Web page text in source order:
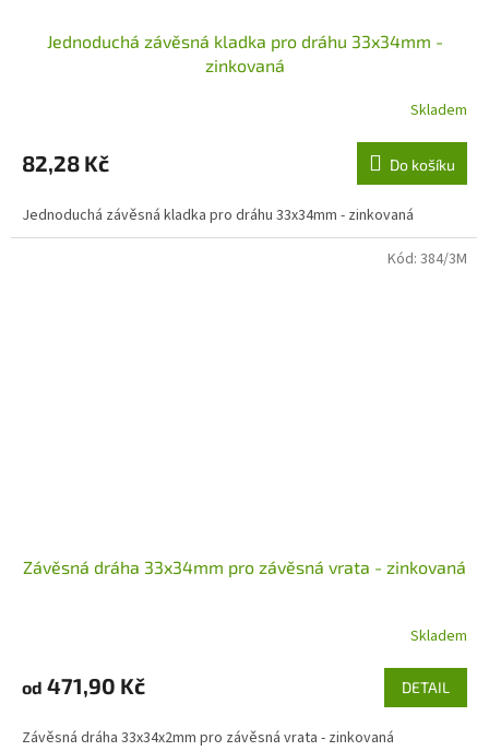
Jednoduchá závěsná kladka pro dráhu 33x34mm -
zinkovaná
Skladem
82,28 Kč Do košíku
Jednoduchá závěsná kladka pro dráhu 33x34mm - zinkovaná
Závěsná dráha 33x34mm pro závěsná vrata - zinkovaná
Skladem
od 471,90 Kč DETAIL
Závěsná dráha 33x34x2mm pro závěsná vrata - zinkovaná
Kód: 384/3M